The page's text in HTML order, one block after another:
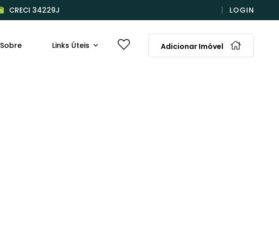
CRECI 34229J LOGIN
Sobre Links Úteis Adicionar Imóvel